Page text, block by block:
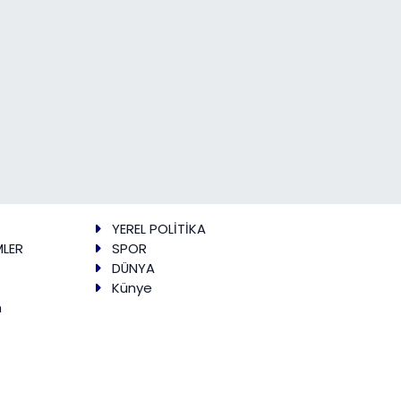
YEREL POLİTİKA
SPOR
DÜNYA
Künye